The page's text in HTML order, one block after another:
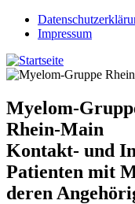
Jump to navigation
Impressum
Myelom-
Rhein-Main
Kontakt- und
Patienten mit
deren